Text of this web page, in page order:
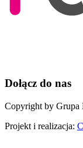
Dołącz do nas
Copyright by Grupa
Projekt i realizacja: